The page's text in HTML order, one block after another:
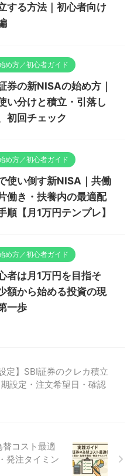
する方法｜初心者向け
め方／初心者ガイド
券の新NISAの始め方｜
い分けと積立・引落し
初回チェック
め方／初心者ガイド
使い倒す新NISA｜共働
働き・扶養内の最適配
順【月1万円テンプレ】
め方／初心者ガイド
者は月1万円を目指そ
額から始める投資の現
一歩
定】SBI証券のクレカ積立
期設定・注文希望日・確認
替コスト最適
発注タイミン